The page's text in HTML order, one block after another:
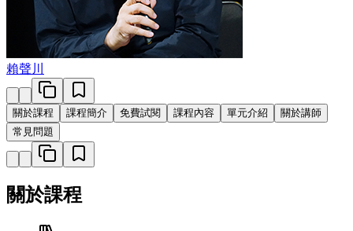
賴聲川
關於課程 課程簡介 免費試閱 課程內容 單元介紹
關於講師
常見問題
關於課程